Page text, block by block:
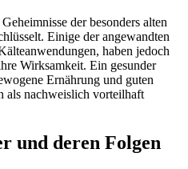
der besonders alten
Einige der angewandten
haben jedoch
Wirksamkeit. Ein gesunder
Ernährung und guten
als nachweislich vorteilhaft
und deren Folgen